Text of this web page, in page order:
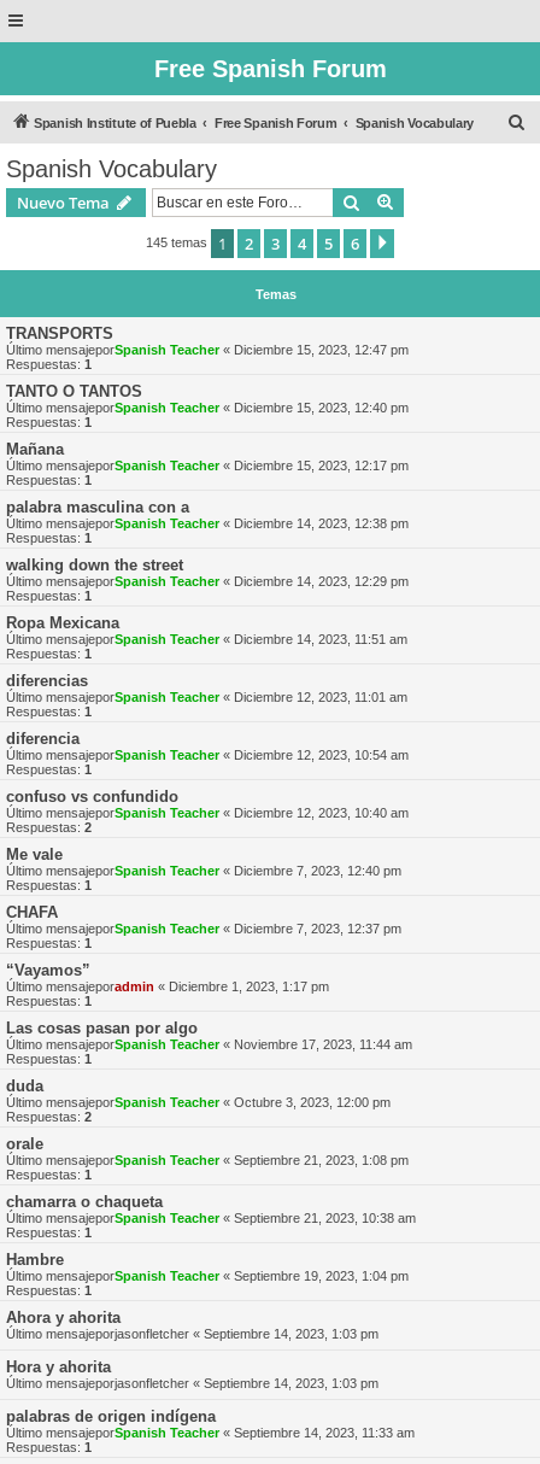
Free Spanish Forum
Spanish Institute of Puebla Free Spanish Forum Spanish Vocabulary
Spanish Vocabulary
Nuevo Tema Buscar
145 temas 1 2 3 4 5 6
Temas
TRANSPORTS
Último mensajeporSpanish Teacher« Diciembre 15, 2023, 12:47 pm
Respuestas: 1
TANTO O TANTOS
Último mensajeporSpanish Teacher« Diciembre 15, 2023, 12:40 pm
Respuestas: 1
Mañana
Último mensajeporSpanish Teacher« Diciembre 15, 2023, 12:17 pm
Respuestas: 1
palabra masculina con a
Último mensajeporSpanish Teacher« Diciembre 14, 2023, 12:38 pm
Respuestas: 1
walking down the street
Último mensajeporSpanish Teacher« Diciembre 14, 2023, 12:29 pm
Respuestas: 1
Ropa Mexicana
Último mensajeporSpanish Teacher« Diciembre 14, 2023, 11:51 am
Respuestas: 1
diferencias
Último mensajeporSpanish Teacher« Diciembre 12, 2023, 11:01 am
Respuestas: 1
diferencia
Último mensajeporSpanish Teacher« Diciembre 12, 2023, 10:54 am
Respuestas: 1
confuso vs confundido
Último mensajeporSpanish Teacher« Diciembre 12, 2023, 10:40 am
Respuestas: 2
Me vale
Último mensajeporSpanish Teacher« Diciembre 7, 2023, 12:40 pm
Respuestas: 1
CHAFA
Último mensajeporSpanish Teacher« Diciembre 7, 2023, 12:37 pm
Respuestas: 1
“Vayamos”
Último mensajeporadmin « Diciembre 1, 2023, 1:17 pm
Respuestas: 1
Las cosas pasan por algo
Último mensajeporSpanish Teacher« Noviembre 17, 2023, 11:44 am
Respuestas: 1
duda
Último mensajeporSpanish Teacher« Octubre 3, 2023, 12:00 pm
Respuestas: 2
orale
Último mensajeporSpanish Teacher« Septiembre 21, 2023, 1:08 pm
Respuestas: 1
chamarra o chaqueta
Último mensajeporSpanish Teacher« Septiembre 21, 2023, 10:38 am
Respuestas: 1
Hambre
Último mensajeporSpanish Teacher« Septiembre 19, 2023, 1:04 pm
Respuestas: 1
Ahora y ahorita
Último mensajeporjasonfletcher « Septiembre 14, 2023, 1:03 pm
Hora y ahorita
Último mensajeporjasonfletcher « Septiembre 14, 2023, 1:03 pm
palabras de origen indígena
Último mensajeporSpanish Teacher« Septiembre 14, 2023, 11:33 am
Respuestas: 1